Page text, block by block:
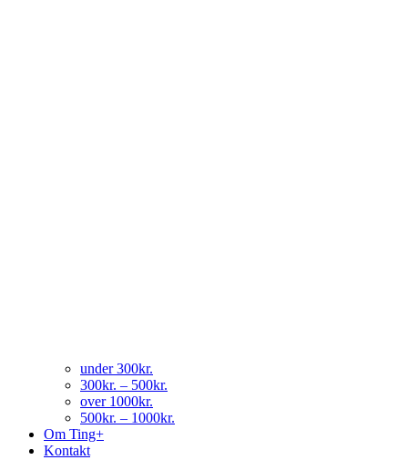
under 300kr.
300kr. – 500kr.
over 1000kr.
500kr. – 1000kr.
Om Ting+
Kontakt